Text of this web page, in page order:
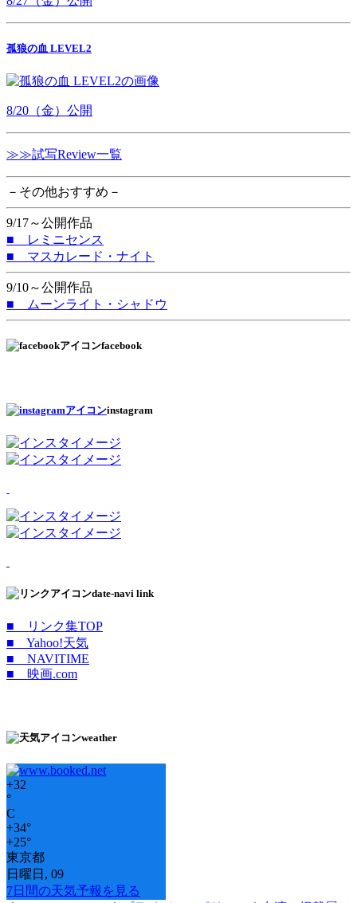
孤狼の血 LEVEL2
8/20（金）公開
≫≫試写Review一覧
－その他おすすめ－
9/17～公開作品
■ レミニセンス
■ マスカレード・ナイト
9/10～公開作品
■ ムーンライト・シャドウ
facebook
instagram
date-navi link
■ リンク集TOP
■ Yahoo!天気
■ NAVITIME
■ 映画.com
weather
+32
°
C
+34°
+25°
東京都
日曜日, 09
7日間の天気予報を見る